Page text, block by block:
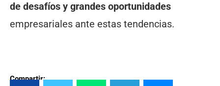
de desafíos y grandes oportunidades
empresariales ante estas tendencias.
Compartir: